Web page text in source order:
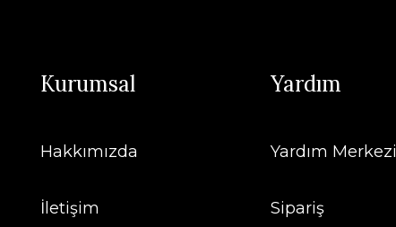
Kurumsal
Hakkımızda
İletişim
Yardım
Yardım Merkezi
Sipariş